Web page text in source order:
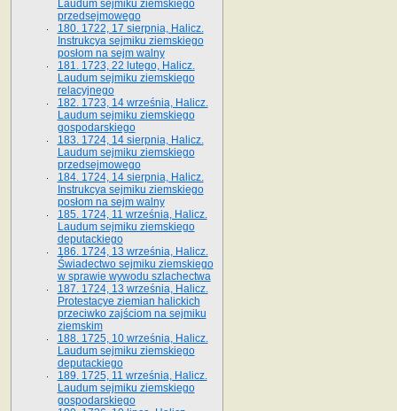
Laudum sejmiku ziemskiego
przedsejmowego
180. 1722, 17 sierpnia, Halicz.
Instrukcya sejmiku ziemskiego
posłom na sejm walny
181. 1723, 22 lutego, Halicz.
Laudum sejmiku ziemskiego
relacyjnego
182. 1723, 14 września, Halicz.
Laudum sejmiku ziemskiego
gospodarskiego
183. 1724, 14 sierpnia, Halicz.
Laudum sejmiku ziemskiego
przedsejmowego
184. 1724, 14 sierpnia, Halicz.
Instrukcya sejmiku ziemskiego
posłom na sejm walny
185. 1724, 11 września, Halicz.
Laudum sejmiku ziemskiego
deputackiego
186. 1724, 13 września, Halicz.
Świadectwo sejmiku ziemskiego
w sprawie wywodu szlachectwa
187. 1724, 13 września, Halicz.
Protestacye ziemian halickich
przeciwko zajściom na sejmiku
ziemskim
188. 1725, 10 września, Halicz.
Laudum sejmiku ziemskiego
deputackiego
189. 1725, 11 września, Halicz.
Laudum sejmiku ziemskiego
gospodarskiego